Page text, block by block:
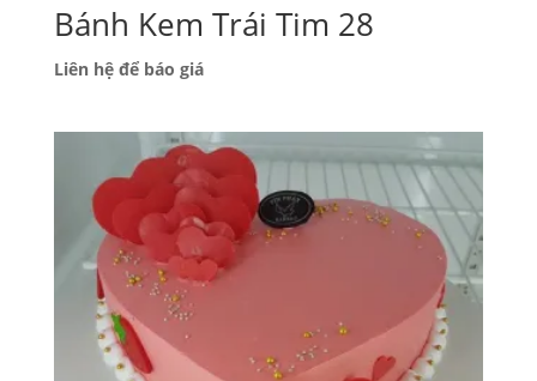
Bánh Kem Trái Tim 28
Liên hệ để báo giá